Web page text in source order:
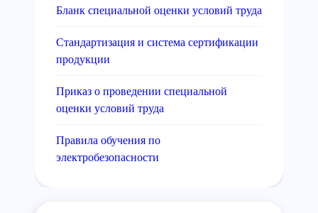
Бланк специальной оценки условий труда
Стандартизация и система сертификации
продукции
Приказ о проведении специальной
оценки условий труда
Правила обучения по
электробезопасности